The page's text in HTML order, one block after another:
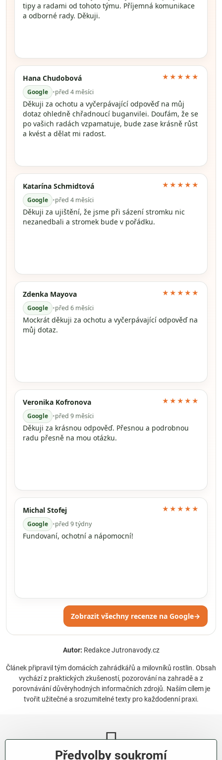
tipy a radami od tohoto týmu. Příjemná komunikace
a odborné rady. Děkuji.
Hana Chudobová
Google •před 4 měsíci
★★★★★
Děkuji za ochotu a vyčerpávající odpověď na můj
dotaz ohledně chřadnoucí buganvilei. Doufám, že se
po vašich radách vzpamatuje, bude zase krásně růst
a kvést a dělat mi radost.
Katarína Schmidtová
Google •před 4 měsíci
★★★★★
Děkuji za ujištění, že jsme při sázení stromku nic
nezanedbali a stromek bude v pořádku.
Zdenka Mayova
Google •před 6 měsíci
★★★★★
Mockrát děkuji za ochotu a vyčerpávající odpověď na
můj dotaz.
Veronika Kofronova
Google •před 9 měsíci
★★★★★
Děkuji za krásnou odpověď. Přesnou a podrobnou
radu přesně na mou otázku.
Michal Stofej
Google •před 9 týdny
★★★★★
Fundovaní, ochotní a nápomocní!
Zobrazit všechny recenze na Google→
Autor: Redakce Jutronavody.cz
Článek připravil tým domácích zahrádkářů a milovníků rostlin. Obsah
vychází z praktických zkušeností, pozorování na zahradě a z
porovnávání důvěryhodných informačních zdrojů. Naším cílem je
tvořit užitečné a srozumitelné texty pro každodenní praxi.
Předvolby soukromí